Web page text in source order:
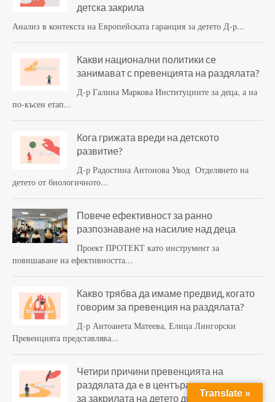
детска закрила
Анализ в контекста на Европейската гаранция за детето Д-р...
Какви национални политики се
занимават с превенцията на раздялата?
Д-р Галина Маркова Институциите за деца, а на
по-късен етап...
Кога грижата вреди на детското
развитие?
Д-р Радостина Антонова Увод Отделянето на
детето от биологичното...
Повече ефективност за ранно
разпознаване на насилие над деца
Проект ПРОТЕКТ като инструмент за
повишаване на ефективността...
Какво трябва да имаме предвид, когато
говорим за превенция на раздялата?
Д-р Антоанета Матеева, Елица Лингорски
Превенцията представлява...
Четири причини превенцията на
раздялата да e в центъра на политиките
за закрилата на детето днесTranslate »